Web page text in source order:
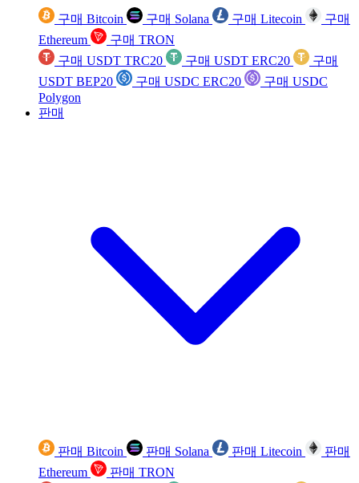
구매 Bitcoin 구매 Solana 구매 Litecoin
구매
Ethereum
구매 TRON
구매 USDT TRC20
구매 USDT ERC20
구매
USDT BEP20
구매 USDC ERC20
구매 USDC
Polygon
판매
판매 Bitcoin 판매 Solana 판매 Litecoin
판매
Ethereum
판매 TRON